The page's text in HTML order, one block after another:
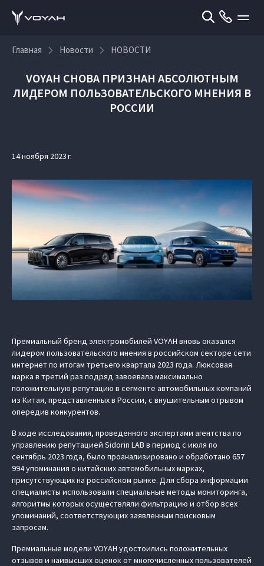
Главная Новости НОВОСТИ
VOYAH СНОВА ПРИЗНАН АБСОЛЮТНЫМ
ЛИДЕРОМ ПОЛЬЗОВАТЕЛЬСКОГО МНЕНИЯ В
РОССИИ
14 ноября 2023 г.
Премиальный бренд электромобилей VOYAH вновь оказался
лидером пользовательского мнения в российском секторе сети
интернет по итогам третьего квартала 2023 года. Люксовая
марка в третий раз подряд завоевала максимально
положительную репутацию в сегменте автомобильных компаний
из Китая, представленных в России, с внушительным отрывом
опередив конкурентов.
В ходе исследования, проведенного экспертами агентства по
управлению репутацией Sidorin LAB в период с июля по
сентябрь 2023 года, было проанализировано и обработано 657
994 упоминания о китайских автомобильных марках,
присутствующих на российском рынке. Для сбора информации
специалисты использовали специальные методы мониторинга,
алгоритмы которых осуществляли фильтрацию и отбор всех
упоминаний, соответствующих заявленным поисковым
запросам.
Премиальные модели VOYAH удостоились положительных
отзывов и наивысших оценок от многочисленных пользователей